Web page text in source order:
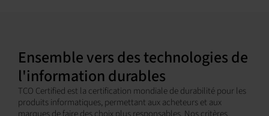
Ensemble vers des technologies de
l'information durables
TCO Certified est la certification mondiale de durabilité pour les
produits informatiques, permettant aux acheteurs et aux